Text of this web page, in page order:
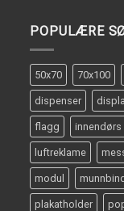
POPULÆRE
50x70 70x100
dispenser
flagg innendørs
luftreklame
modul munnbind
plakatholder